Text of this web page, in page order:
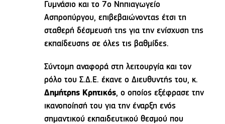
Γυμνάσιο και το 7ο Νηπιαγωγείο
Ασπροπύργου, επιβεβαιώνοντας έτσι τη
σταθερή δέσμευσή της για την ενίσχυση της
εκπαίδευσης σε όλες τις βαθμίδες.
Σύντομη αναφορά στη λειτουργία και τον
ρόλο του Σ.Δ.Ε. έκανε ο Διευθυντής του, κ.
Δημήτρης Κρητικός, ο οποίος εξέφρασε την
ικανοποίησή του για την έναρξη ενός
σημαντικού εκπαιδευτικού θεσμού που